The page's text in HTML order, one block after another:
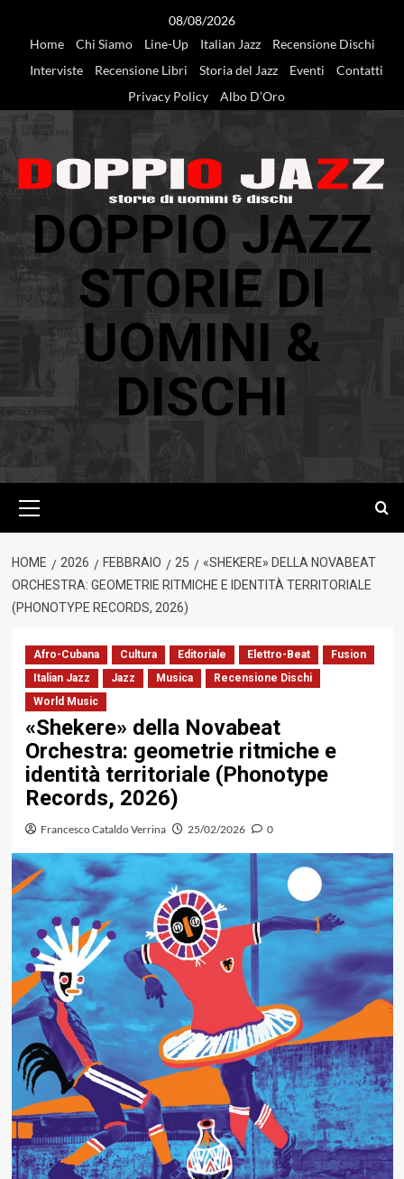
08/08/2026
Home
Chi Siamo Line-Up Italian Jazz
Recensione Dischi
Interviste
Recensione Libri Storia del Jazz Eventi
Contatti
Privacy Policy
Albo D’Oro
DOPPIO JAZZ
STORIE DI
UOMINI &
DISCHI
principale
HOME 2026 FEBBRAIO 25
«SHEKERE» DELLA NOVABEAT
ORCHESTRA: GEOMETRIE RITMICHE E IDENTITÀ TERRITORIALE
(PHONOTYPE RECORDS, 2026)
Afro-Cubana Cultura Editoriale Elettro-Beat
Fusion
Italian Jazz
Jazz Musica
Recensione Dischi
World Music
«Shekere» della Novabeat
Orchestra: geometrie ritmiche e
identità territoriale (Phonotype
Records, 2026)
Francesco Cataldo Verrina 25/02/2026 0